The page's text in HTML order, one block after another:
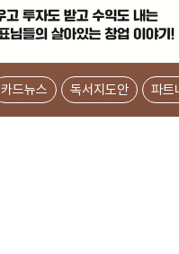
카드뉴스 독서지도안 파트